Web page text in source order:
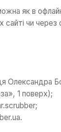
як в
сайті чи через
Олександра
1 поверх);